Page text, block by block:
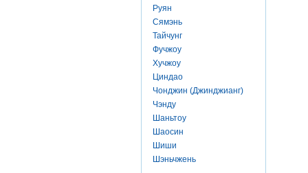
Руян
Сямэнь
Тайчунг
Фучжоу
Хучжоу
Циндао
Чонджин (Джинджианг)
Чэнду
Шаньтоу
Шаосин
Шиши
Шэньчжень